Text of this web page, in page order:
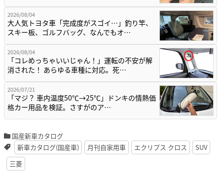
2026/08/04
大人気トヨタ車「完成度がスゴイ…」釣り竿、
スキー板、ゴルフバッグ、なんでもオ…
2026/08/04
「コレめっちゃいいじゃん！」運転の不安が解
消された！ あらゆる車種に対応。死…
2026/07/21
「マジ？ 車内温度50℃→25℃」ドンキの情熱価
格カー用品を検証。さすがのア…
国産新車カタログ
新車カタログ(国産車)
月刊自家用車 エクリプス クロス
SUV
三菱